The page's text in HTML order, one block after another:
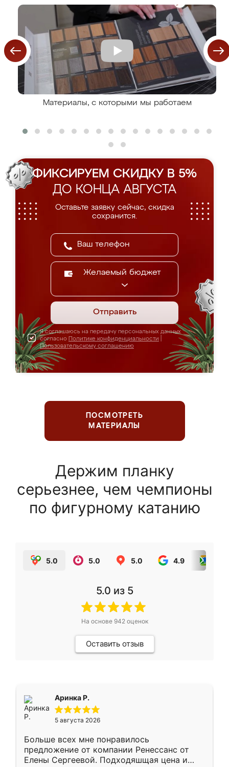
Материалы, с которыми мы работаем
ФИКСИРУЕМ СКИДКУ В 5%
ДО КОНЦА АВГУСТА
Оставьте заявку сейчас, скидка
сохранится.
Желаемый бюджет
Отправить
Я соглашаюсь на передачу персональных данных
согласно Политике конфиденциальности
Пользовательскому соглашению
ПОСМОТРЕТЬ
МАТЕРИАЛЫ
Держим планку
серьезнее, чем чемпионы
по фигурному катанию
5.0 5.0 5.0 4.9
5.0 из 5
На основе 942оценок
Оставить отзыв
Аринка Р.
5 августа 2026
Больше всех мне понравилось
предложение от компании Ренессанс от
Елены Сергеевой. Подходяшщая цена и